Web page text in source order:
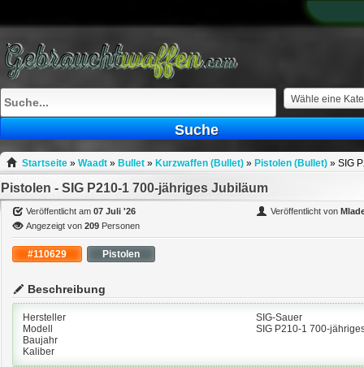
sell
What
to
buy
Stuff
Fill
Wähle eine
Suche
Startseite» Waadt» Bullet» Kurzwaffen (Bullet)» Pistolen (Bullet)» SIG
Pistolen - SIG P210-1 700-jähriges Jubiläum
Veröffentlicht am07 Juli '26 Veröffentlicht von
Angezeigt von209 Personen
#110629 Pistolen
Beschreibung
Hersteller
SIG-Sauer
Modell
SIG P210-1 700-
Baujahr
Kaliber